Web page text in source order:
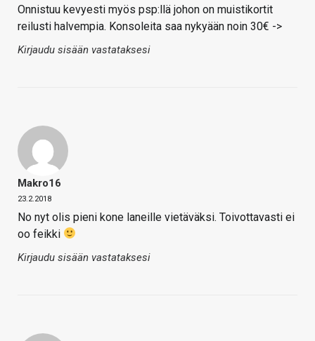
Onnistuu kevyesti myös psp:llä johon on muistikortit
reilusti halvempia. Konsoleita saa nykyään noin 30€ ->
Kirjaudu sisään vastataksesi
Makro16
23.2.2018
No nyt olis pieni kone laneille vietäväksi. Toivottavasti ei
oo feikki
Kirjaudu sisään vastataksesi